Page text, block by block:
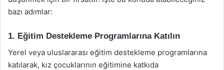
bazı adımlar:
1. Eğitim Destekleme Programlarına Katılın
Yerel veya uluslararası eğitim destekleme programlarına
katılarak, kız çocuklarının eğitimine katkıda